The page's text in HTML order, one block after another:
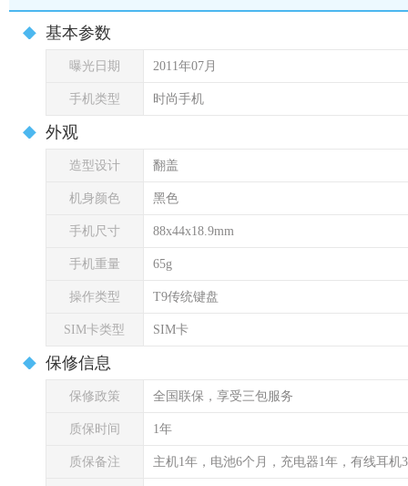
基本参数
曝光日期 2011年07月
手机类型 时尚手机
外观
造型设计 翻盖
机身颜色 黑色
手机尺寸 88x44x18.9mm
手机重量 65g
操作类型 T9传统键盘
SIM卡类型 SIM卡
保修信息
保修政策 全国联保，享受三包服务
质保时间 1年
质保备注 主机1年，电池6个月，充电器1年，有线耳机